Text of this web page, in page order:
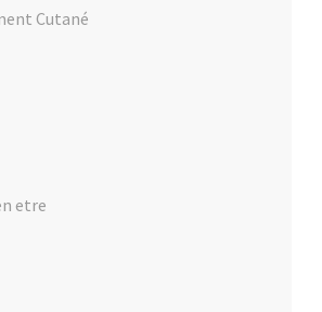
Cutané
etre